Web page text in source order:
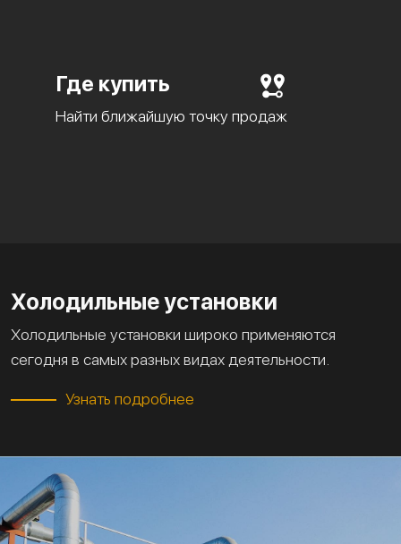
Где купить
Найти ближайшую точку продаж
Холодильные установки
Холодильные установки широко применяются
сегодня в самых разных видах деятельности.
Узнать подробнее